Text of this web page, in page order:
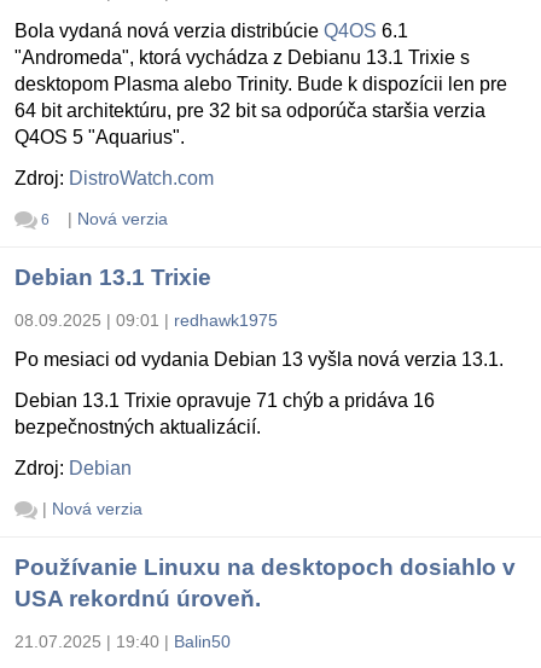
Bola vydaná nová verzia distribúcie Q4OS 6.1
"Andromeda", ktorá vychádza z Debianu 13.1 Trixie s
desktopom Plasma alebo Trinity. Bude k dispozícii len pre
64 bit architektúru, pre 32 bit sa odporúča staršia verzia
Q4OS 5 "Aquarius".
Zdroj: DistroWatch.com
6 | Nová verzia
Debian 13.1 Trixie
08.09.2025 | 09:01 | redhawk1975
Po mesiaci od vydania Debian 13 vyšla nová verzia 13.1.
Debian 13.1 Trixie opravuje 71 chýb a pridáva 16
bezpečnostných aktualizácií.
Zdroj: Debian
| Nová verzia
Používanie Linuxu na desktopoch dosiahlo v
USA rekordnú úroveň.
21.07.2025 | 19:40 | Balin50